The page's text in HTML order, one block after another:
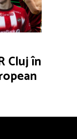
Cluj în